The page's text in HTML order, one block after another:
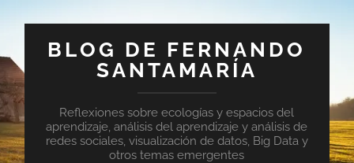
BLOG DE FERNANDO
SANTAMARÍA
Reflexiones sobre ecologías y espacios del
aprendizaje, análisis del aprendizaje y análisis de
redes sociales, visualización de datos, Big Data y
otros temas emergentes